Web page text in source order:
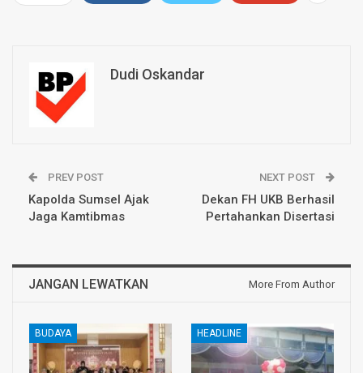
Dudi Oskandar
PREV POST
Kapolda Sumsel Ajak
Jaga Kamtibmas
NEXT POST
Dekan FH UKB Berhasil
Pertahankan Disertasi
JANGAN LEWATKAN More From Author
BUDAYA HEADLINE